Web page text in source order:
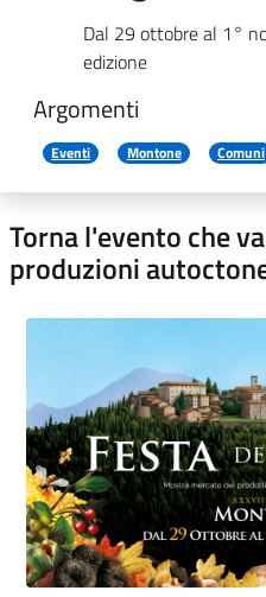
Dal 29 ottobre al 1°
edizione
Argomenti
Eventi Montone Comuni
Torna l'evento che
produzioni